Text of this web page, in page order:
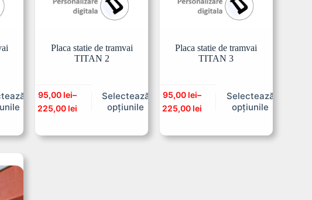
Placa statie de tramvai
TITAN 2
95,00 lei–
225,00 lei
Selectează
opțiunile
Placa statie de tramvai
TITAN 3
95,00 lei–
225,00 lei
Selectează
opțiunile